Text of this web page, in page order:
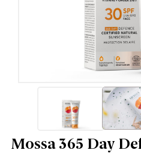
Mossa 365 Day